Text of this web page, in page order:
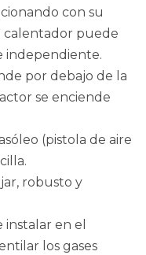
con su
calentador puede
independiente.
por debajo de la
se enciende
(pistola de aire
robusto y
en el
los gases